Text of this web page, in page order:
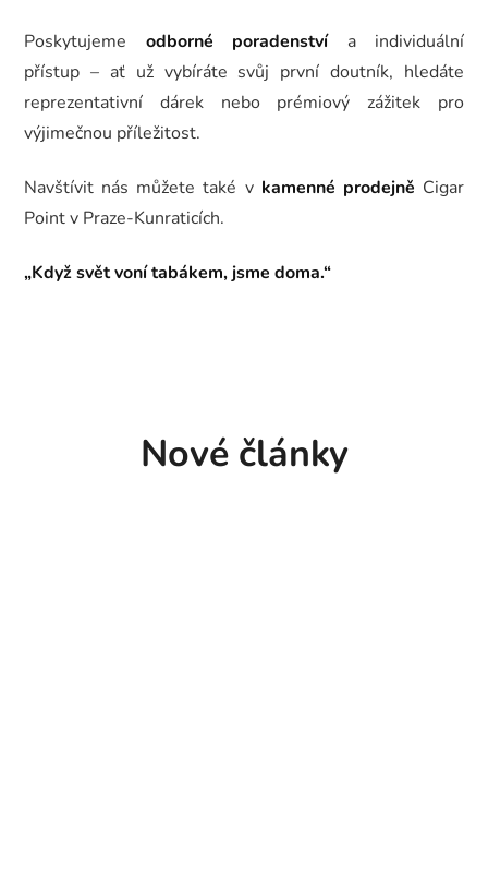
Poskytujeme odborné poradenstvía individuální
přístup – ať už vybíráte svůj první doutník, hledáte
reprezentativní dárek nebo prémiový zážitek pro
výjimečnou příležitost.
Navštívit nás můžete také v kamenné prodejně Cigar
Point v Praze-Kunraticích.
„Když svět voní tabákem, jsme doma.“
Nové články